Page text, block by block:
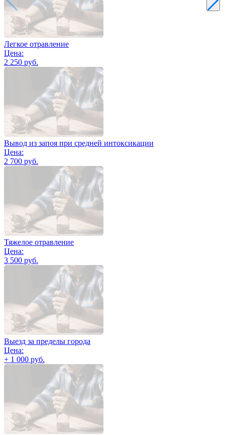
Легкое отравление
Цена:
2 250 руб.
Вывод из запоя при средней интоксикации
Цена:
2 700 руб.
Тяжелое отравление
Цена:
3 500 руб.
Выезд за пределы города
Цена:
+ 1 000 руб.